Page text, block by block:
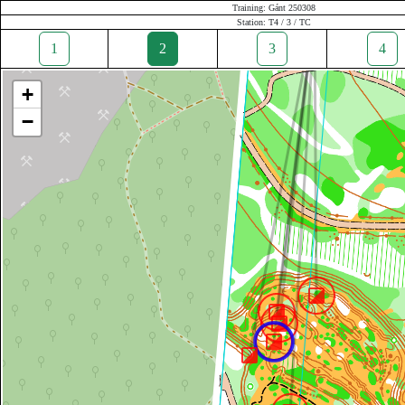
Training: Gánt 250308
Station: T4 / 3 / TC
1 2 3 4
+
−